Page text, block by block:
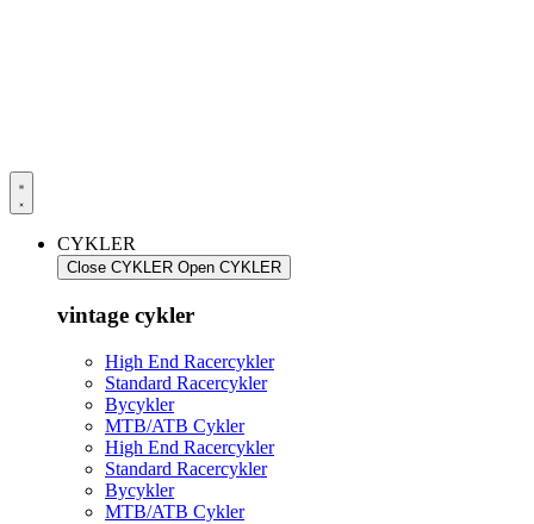
CYKLER
Close CYKLER Open CYKLER
vintage cykler
High End Racercykler
Standard Racercykler
Bycykler
MTB/ATB Cykler
High End Racercykler
Standard Racercykler
Bycykler
MTB/ATB Cykler